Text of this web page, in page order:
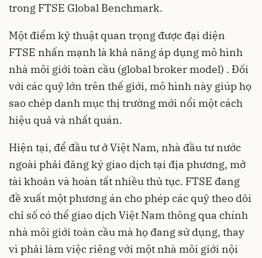
trong FTSE Global Benchmark.
Một điểm kỹ thuật quan trọng được đại diện
FTSE nhấn mạnh là khả năng áp dụng mô hình
nhà môi giới toàn cầu (global broker model) . Đối
với các quỹ lớn trên thế giới, mô hình này giúp họ
sao chép danh mục thị trường mới nổi một cách
hiệu quả và nhất quán.
Hiện tại, để đầu tư ở Việt Nam, nhà đầu tư nước
ngoài phải đăng ký giao dịch tại địa phương, mở
tài khoản và hoàn tất nhiều thủ tục. FTSE đang
đề xuất một phương án cho phép các quỹ theo dõi
chỉ số có thể giao dịch Việt Nam thông qua chính
nhà môi giới toàn cầu mà họ đang sử dụng, thay
vì phải làm việc riêng với một nhà môi giới nội